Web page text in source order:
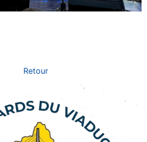
Retour